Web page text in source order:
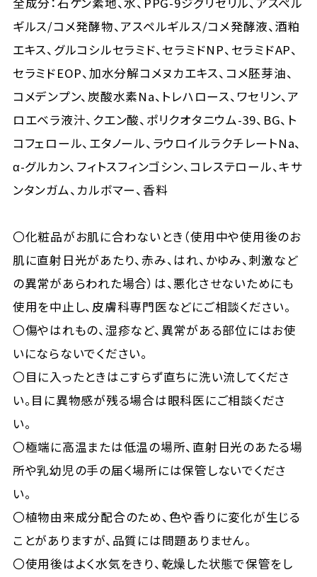
ギルス/コメ発酵物、アスペルギルス/コメ発酵液、酒粕
エキス、グルコシルセラミド、セラミドNP、セラミドAP、
セラミドEOP、加水分解コメヌカエキス、コメ胚芽油、
コメデンプン、炭酸水素Na、トレハロース、ワセリン、ア
ロエベラ液汁、クエン酸、ポリクオタニウム-39、BG、ト
コフェロール、エタノール、ラウロイルラクチレートNa、
α-グルカン、フィトスフィンゴシン、コレステロール、キサ
ンタンガム、カルボマー、香料
〇化粧品がお肌に合わないとき（使用中や使用後のお
肌に直射日光があたり、赤み、はれ、かゆみ、刺激など
の異常があらわれた場合）は、悪化させないためにも
使用を中止し、皮膚科専門医などにご相談ください。
〇傷やはれもの、湿疹など、異常がある部位にはお使
いにならないでください。
〇目に入ったときはこすらず直ちに洗い流してくださ
い。目に異物感が残る場合は眼科医にご相談くださ
い。
〇極端に高温または低温の場所、直射日光のあたる場
所や乳幼児の手の届く場所には保管しないでくださ
い。
〇植物由来成分配合のため、色や香りに変化が生じる
ことがありますが、品質には問題ありません。
〇使用後はよく水気をきり、乾燥した状態で保管をし